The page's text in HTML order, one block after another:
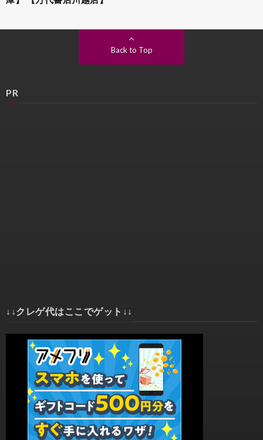
Back to Top
PR
↓↓クレゲ代はここでゲット↓↓